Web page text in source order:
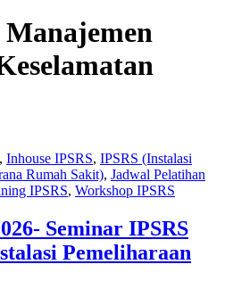
, Inhouse IPSRS, IPSRS (Instalasi
Rumah Sakit), Jadwal Pelatihan
IPSRS, Workshop IPSRS
Seminar IPSRS
Pemeliharaan